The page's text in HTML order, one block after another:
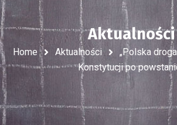
Aktualności
Home Aktualności
„Polska
Konstytucji po